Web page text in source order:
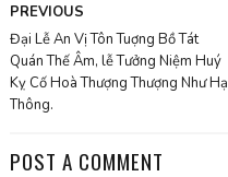
PREVIOUS
Đại Lễ An Vị Tôn Tuợng Bồ Tát
Quán Thế Âm, lễ Tưởng Niệm Huý
Kỵ Cố Hoà Thượng Thượng Như Hạ
Thông.
POST A COMMENT